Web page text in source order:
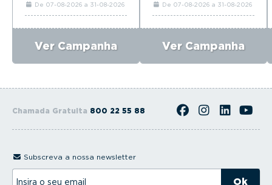
De 07-08-2026 a 31-08-2026
Ver Campanha
De 07-08-2026 a 31-08-2026
Ver Campanha
Chamada Gratuita 800 22 55 88
Subscreva a nossa newsletter